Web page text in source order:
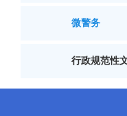
微警务
行政规范性